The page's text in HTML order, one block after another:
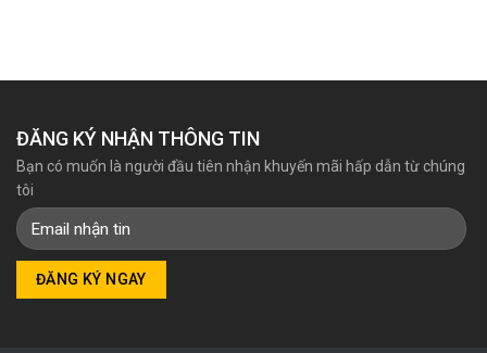
ĐĂNG KÝ NHẬN THÔNG TIN
Bạn có muốn là người đầu tiên nhận khuyến mãi hấp dẫn từ chúng
tôi